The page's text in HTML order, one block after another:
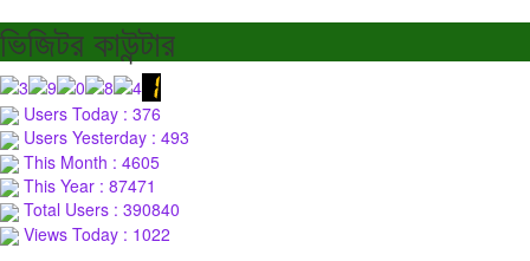
ভিজিটর কাউন্টার
Users Today : 376
Users Yesterday : 493
This Month : 4605
This Year : 87471
Total Users : 390840
Views Today : 1022